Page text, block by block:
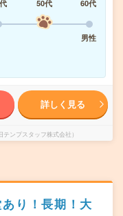
50代
60代
男性
詳しく見る
ンプスタッフ株式会社）
り！長期！大